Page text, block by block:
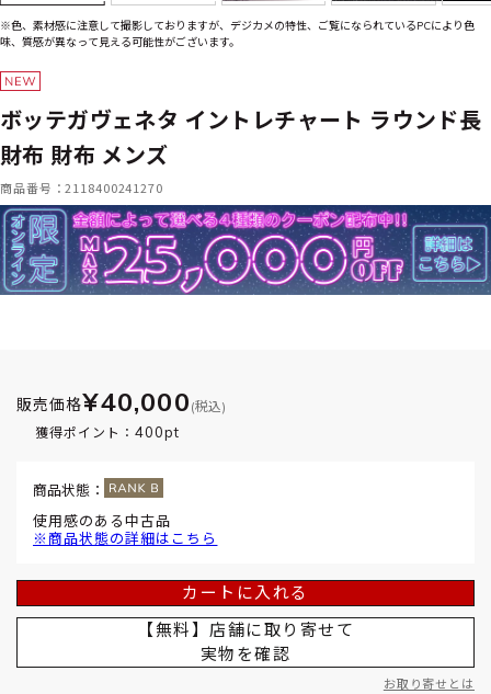
※色、素材感に注意して撮影しておりますが、デジカメの特性、ご覧になられているPCにより色
味、質感が異なって見える可能性がございます。
ボッテガヴェネタ イントレチャート ラウンド長
財布 財布 メンズ
商品番号：2118400241270
販売価格¥40,000 (税込)
獲得ポイント： 400pt
商品状態：
使用感のある中古品
※商品状態の詳細はこちら
カートに入れる
【無料】店舗に取り寄せて
実物を確認
お取り寄せとは